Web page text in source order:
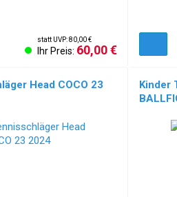
statt UVP: 80,00 €
Ihr Preis: 60,00 €
Head COCO 23
Kinder